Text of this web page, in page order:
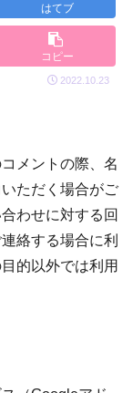
はてブ
コピー
2022.10.23
メントの際、名
ただく場合がご
わせに対する回
絡する場合に利
的以外では利用